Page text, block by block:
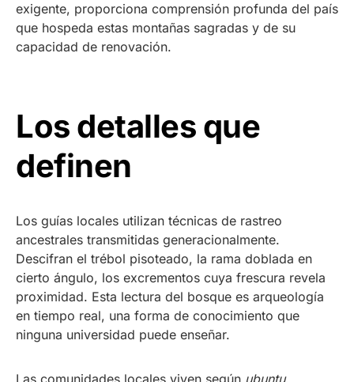
exigente, proporciona comprensión profunda del país
que hospeda estas montañas sagradas y de su
capacidad de renovación.
Los detalles que
definen
Los guías locales utilizan técnicas de rastreo
ancestrales transmitidas generacionalmente.
Descifran el trébol pisoteado, la rama doblada en
cierto ángulo, los excrementos cuya frescura revela
proximidad. Esta lectura del bosque es arqueología
en tiempo real, una forma de conocimiento que
ninguna universidad puede enseñar.
Las comunidades locales viven según ubuntu,